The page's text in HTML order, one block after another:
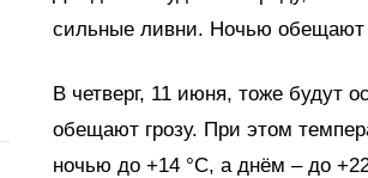
сильные ливни. Ночью обещают
В четверг, 11 июня, тоже будут
обещают грозу. При этом
ночью до +14 °C, а днём – до